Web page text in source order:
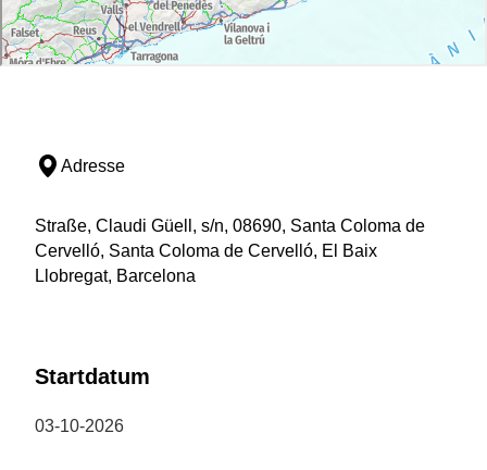
Adresse
Straße, Claudi Güell, s/n, 08690, Santa Coloma de
Cervelló, Santa Coloma de Cervelló, El Baix
Llobregat, Barcelona
Startdatum
03-10-2026